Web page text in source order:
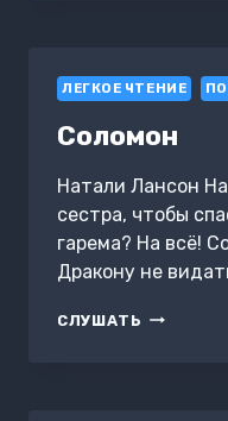
ЛЕГКОЕ ЧТЕНИЕ
Соломон
Натали Лансон
сестра, чтобы
гарема? На всё!
Дракону не
СЛУШАТЬ СОЛОМОН